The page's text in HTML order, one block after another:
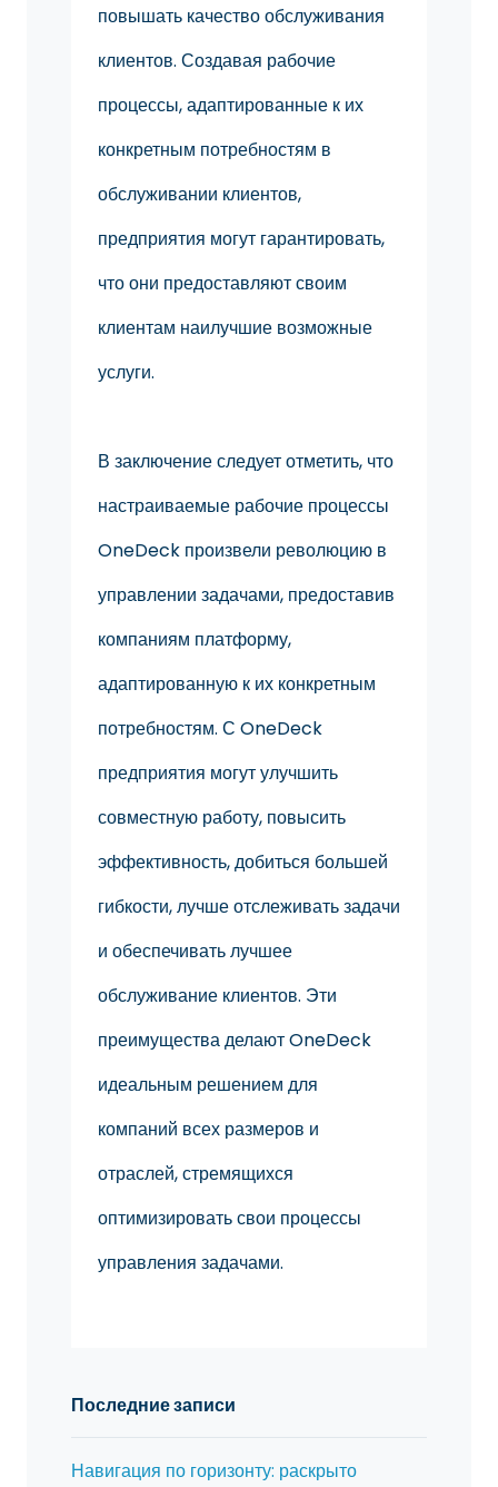
повышать качество обслуживания
клиентов. Создавая рабочие
процессы, адаптированные к их
конкретным потребностям в
обслуживании клиентов,
предприятия могут гарантировать,
что они предоставляют своим
клиентам наилучшие возможные
услуги.
В заключение следует отметить, что
настраиваемые рабочие процессы
OneDeck произвели революцию в
управлении задачами, предоставив
компаниям платформу,
адаптированную к их конкретным
потребностям. С OneDeck
предприятия могут улучшить
совместную работу, повысить
эффективность, добиться большей
гибкости, лучше отслеживать задачи
и обеспечивать лучшее
обслуживание клиентов. Эти
преимущества делают OneDeck
идеальным решением для
компаний всех размеров и
отраслей, стремящихся
оптимизировать свои процессы
управления задачами.
Последние записи
Навигация по горизонту: раскрыто